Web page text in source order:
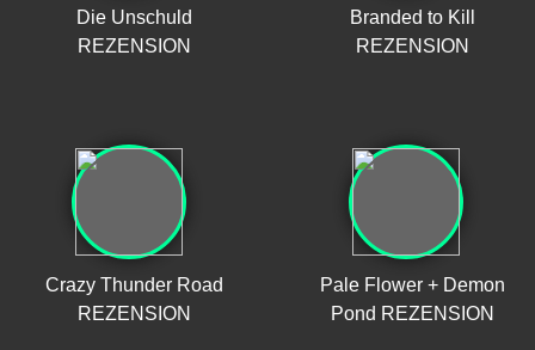
Die Unschuld
REZENSION
Branded to Kill
REZENSION
Crazy Thunder Road
REZENSION
Pale Flower + Demon
Pond REZENSION